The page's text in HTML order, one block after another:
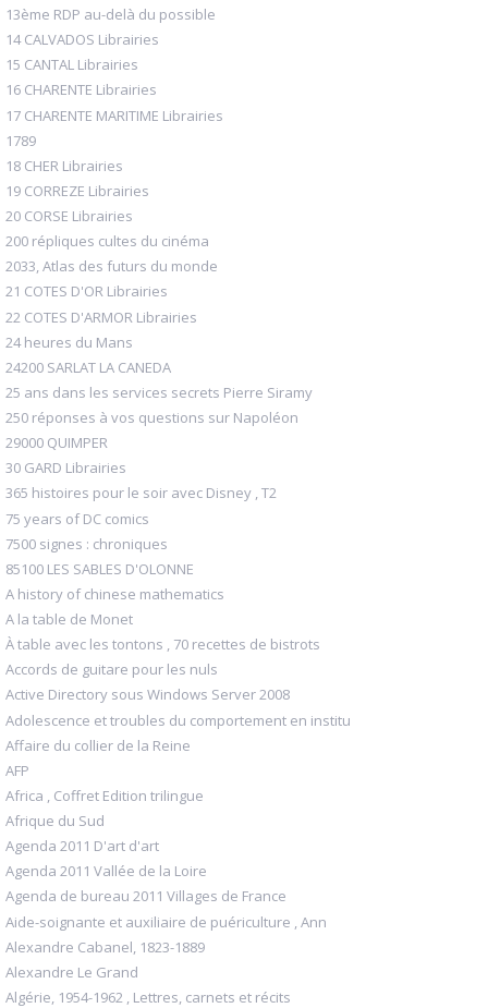
13ème RDP au-delà du possible
14 CALVADOS Librairies
15 CANTAL Librairies
16 CHARENTE Librairies
17 CHARENTE MARITIME Librairies
1789
18 CHER Librairies
19 CORREZE Librairies
20 CORSE Librairies
200 répliques cultes du cinéma
2033, Atlas des futurs du monde
21 COTES D'OR Librairies
22 COTES D'ARMOR Librairies
24 heures du Mans
24200 SARLAT LA CANEDA
25 ans dans les services secrets Pierre Siramy
250 réponses à vos questions sur Napoléon
29000 QUIMPER
30 GARD Librairies
365 histoires pour le soir avec Disney , T2
75 years of DC comics
7500 signes : chroniques
85100 LES SABLES D'OLONNE
A history of chinese mathematics
A la table de Monet
À table avec les tontons , 70 recettes de bistrots
Accords de guitare pour les nuls
Active Directory sous Windows Server 2008
Adolescence et troubles du comportement en institu
Affaire du collier de la Reine
AFP
Africa , Coffret Edition trilingue
Afrique du Sud
Agenda 2011 D'art d'art
Agenda 2011 Vallée de la Loire
Agenda de bureau 2011 Villages de France
Aide-soignante et auxiliaire de puériculture , Ann
Alexandre Cabanel, 1823-1889
Alexandre Le Grand
Algérie, 1954-1962 , Lettres, carnets et récits